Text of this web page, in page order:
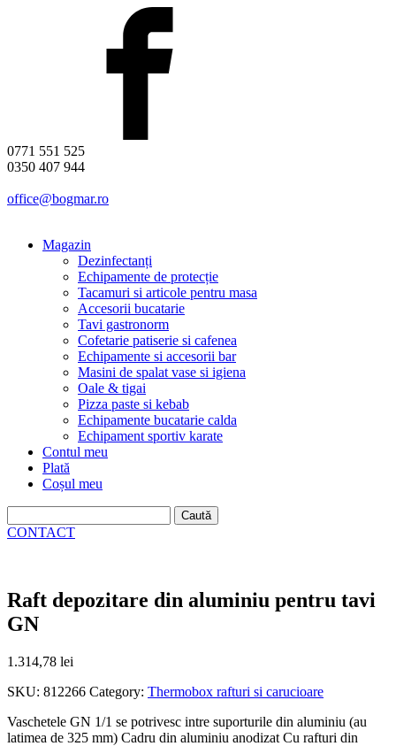
0771 551 525
0350 407 944
office@bogmar.ro
Magazin
Dezinfectanți
Echipamente de protecție
Tacamuri si articole pentru masa
Accesorii bucatarie
Tavi gastronorm
Cofetarie patiserie si cafenea
Echipamente si accesorii bar
Masini de spalat vase si igiena
Oale & tigai
Pizza paste si kebab
Echipamente bucatarie calda
Echipament sportiv karate
Contul meu
Plată
Coșul meu
după:
CONTACT
Raft depozitare din aluminiu pentru tavi
GN
1.314,78 lei
SKU: 812266 Category: Thermobox rafturi si carucioare
Vaschetele GN 1/1 se potrivesc intre suporturile din aluminiu (au
latimea de 325 mm) Cadru din aluminiu anodizat Cu rafturi din